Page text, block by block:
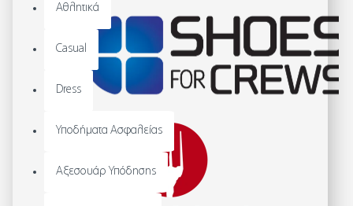
Αθλητικά
Casual
Dress
Υποδήματα Ασφαλείας
Αξεσουάρ Υπόδησης